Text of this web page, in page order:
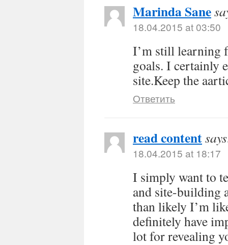
Marinda Sane
18.04.2015 at 03:50
I’m still learning
goals. I certainly
site.Keep the
Ответить
read content
18.04.2015 at 18:17
I simply want to
and site-building
than likely I’m
definitely have
lot for revealing